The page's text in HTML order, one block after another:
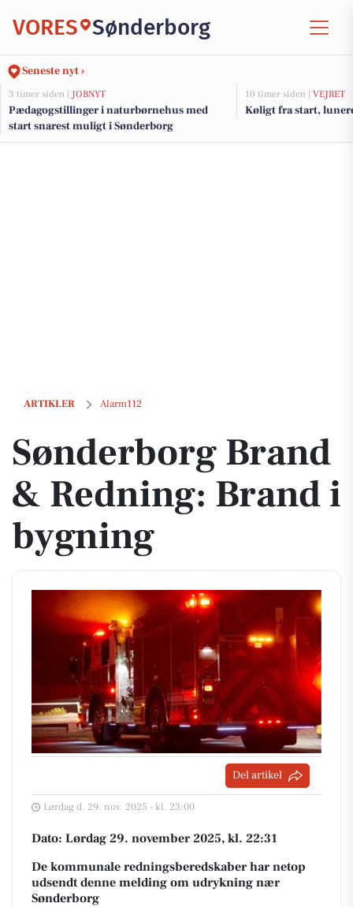
VORES Sønderborg
Seneste nyt ›
3 timer siden | JOBNYT
Pædagogstillinger i naturbørnehus med
start snarest muligt i Sønderborg
10 timer siden | VEJRET
Køligt fra start,
ARTIKLER Alarm112
Sønderborg Brand & Redning: Brand i bygning
Sønderborg Brand
& Redning: Brand i
bygning
Del artikel
Lørdag d. 29. nov. 2025 - kl. 23:00
Dato: Lørdag 29. november 2025, kl. 22:31
De kommunale redningsberedskaber har netop
udsendt denne melding om udrykning nær
Sønderborg